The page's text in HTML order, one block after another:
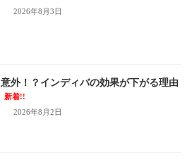
2026年8月3日
意外！？インディバの効果が下がる理由
新着!!
2026年8月2日